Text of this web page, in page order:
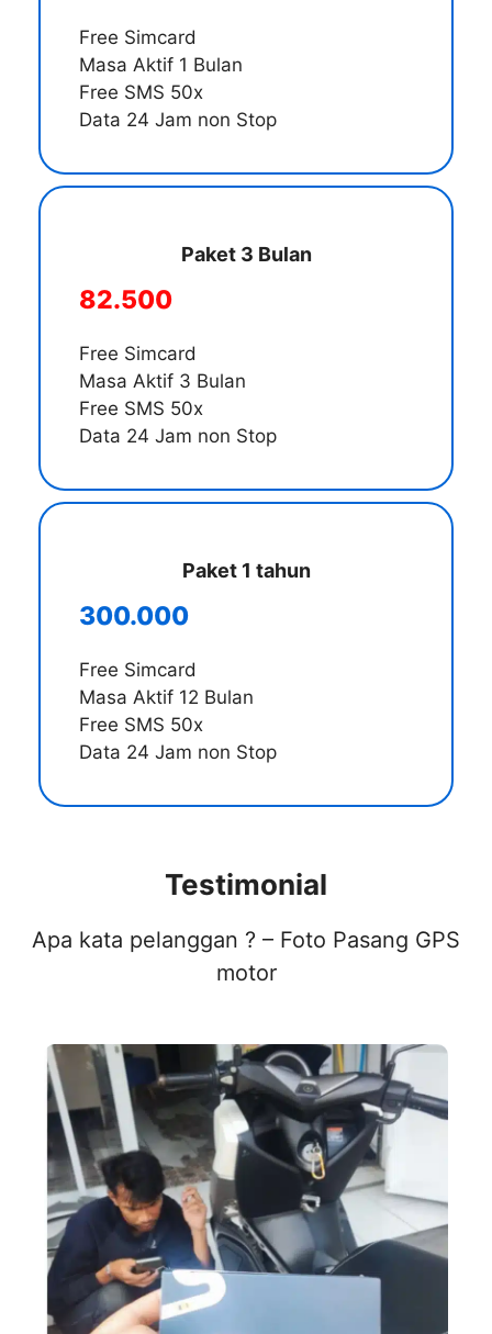
Free Simcard
Masa Aktif 1 Bulan
Free SMS 50x
Data 24 Jam non Stop
Paket 3 Bulan
82.500
Free Simcard
Masa Aktif 3 Bulan
Free SMS 50x
Data 24 Jam non Stop
Paket 1 tahun
300.000
Free Simcard
Masa Aktif 12 Bulan
Free SMS 50x
Data 24 Jam non Stop
Testimonial
Apa kata pelanggan ? – Foto Pasang GPS
motor